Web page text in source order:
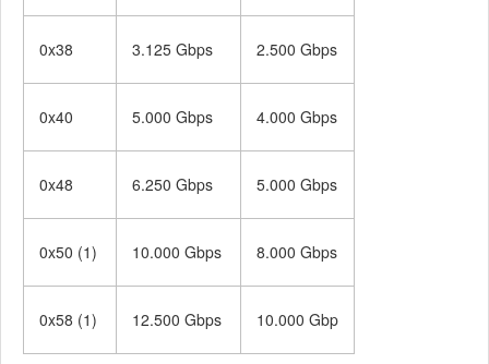
0x38 3.125 Gbps 2.500 Gbps
0x40 5.000 Gbps 4.000 Gbps
0x48 6.250 Gbps 5.000 Gbps
0x50 (1) 10.000 Gbps 8.000 Gbps
0x58 (1) 12.500 Gbps 10.000 Gbp